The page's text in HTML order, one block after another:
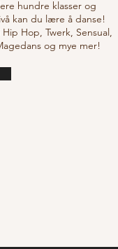
hundre klasser og
kan du lære å danse!
Hop, Twerk, Sensual,
og mye mer!